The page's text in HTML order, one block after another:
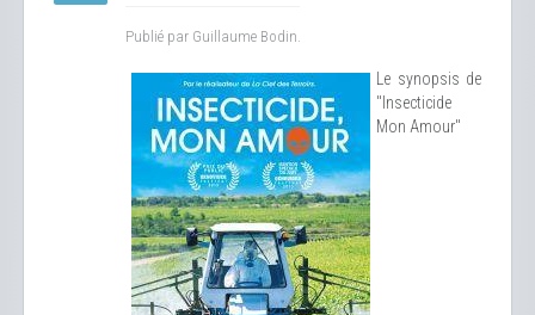
Publié par Guillaume Bodin.
Le synopsis de
"Insecticide
Mon Amour"